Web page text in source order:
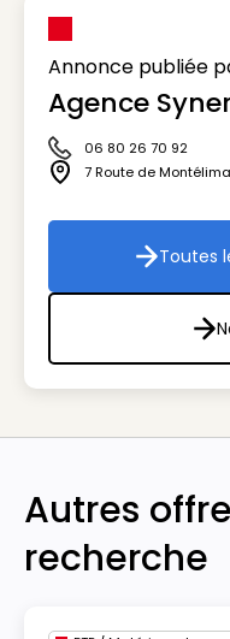
Annonce publiée
Agence
Icône téléphone
06 80 26 70 92
Icône adresse
7 Route de
Toutes
Autres
recherche